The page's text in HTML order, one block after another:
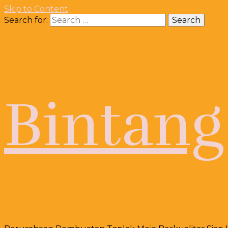
Skip to Content
Search for:
Bintang